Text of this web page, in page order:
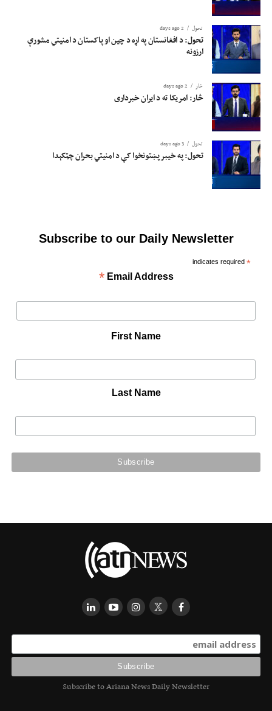
تحول 2 days ago
تحول: د افغانستان په اړه د چین او پاکستان د امنیتي مشورې
ارزونه
څار 2 days ago
څار: امریکا ته د ایران خبرداری
تحول 3 days ago
تحول: په خیبر پښتونخوا کې د امنیتي بحران چټکېدا
Subscribe to our Daily Newsletter
*
indicates required
Email Address
*
First Name
Last Name
Subscribe to Ariana News Daily Newsletter